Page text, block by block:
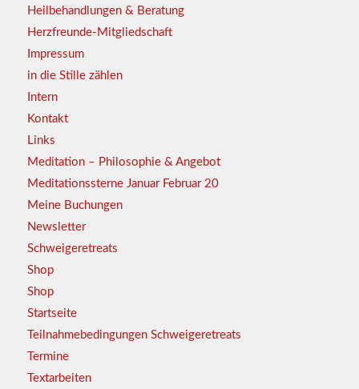
Heilbehandlungen & Beratung
Herzfreunde-Mitgliedschaft
Impressum
in die Stille zählen
Intern
Kontakt
Links
Meditation – Philosophie & Angebot
Meditationssterne Januar Februar 20
Meine Buchungen
Newsletter
Schweigeretreats
Shop
Shop
Startseite
Teilnahmebedingungen Schweigeretreats
Termine
Textarbeiten